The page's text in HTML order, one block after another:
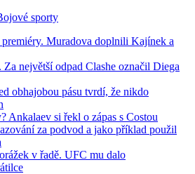
sporty
Muradova doplnili Kajínek a
Za největší odpad Clashe označil Diega
obhajobou pásu tvrdí, že nikdo
Ankalaev si řekl o zápas s Costou
za podvod a jako příklad použil
v řadě. UFC mu dalo